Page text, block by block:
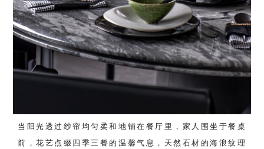
当阳光透过纱帘均匀柔和地铺在餐厅里，家人围坐于餐桌
前，花艺点缀四季三餐的温馨气息，天然石材的海浪纹理